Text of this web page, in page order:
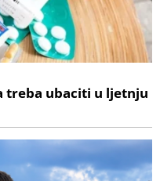
treba ubaciti u ljetnju